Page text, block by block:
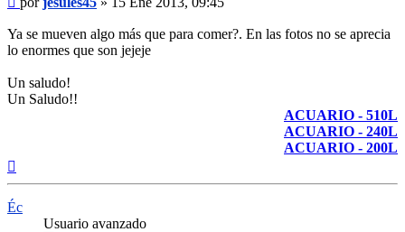
Ya se mueven algo más que para comer?. En las fotos no se aprecia
lo enormes que son jejeje
Un saludo!
Un Saludo!!
ACUARIO - 510L
ACUARIO - 240L
ACUARIO - 200L
Éc
Usuario avanzado